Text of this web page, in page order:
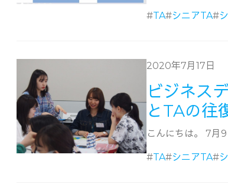
#TA#シニアTA#
2020年7月17日
ビジネス
とTAの往
こんにちは。 7月
#TA#シニアTA#